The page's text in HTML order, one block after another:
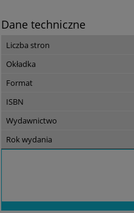
Dane techniczne
Liczba stron
Okładka
Format
ISBN
Wydawnictwo
Rok wydania